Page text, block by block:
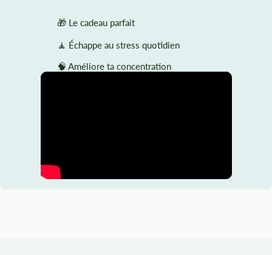
🎁 Le cadeau parfait
🧘 Échappe au stress quotidien
🧠 Améliore ta concentration